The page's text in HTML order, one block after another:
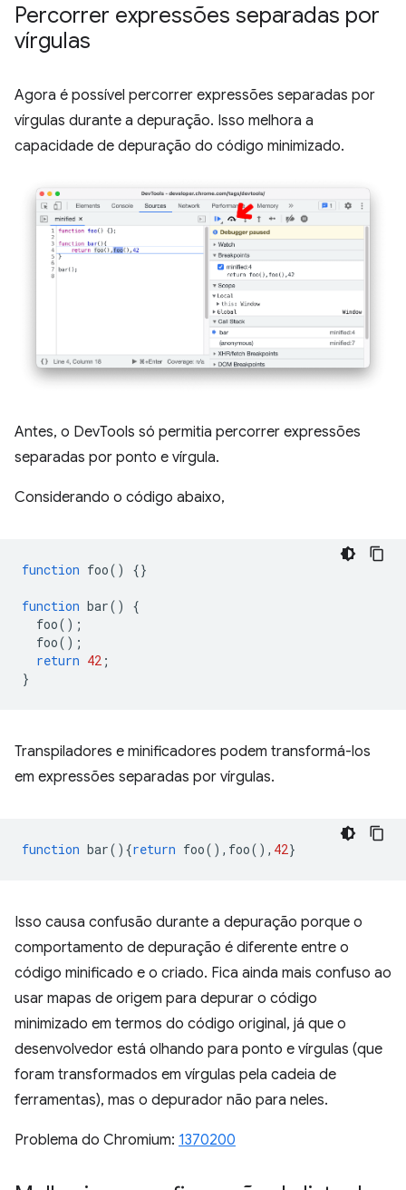
Percorrer expressões separadas por
vírgulas
Agora é possível percorrer expressões separadas por
vírgulas durante a depuração. Isso melhora a
capacidade de depuração do código minimizado.
Antes, o DevTools só permitia percorrer expressões
separadas por ponto e vírgula.
Considerando o código abaixo,
function foo() {}
function bar()
{
foo();
foo();
return 42 ;
}
Transpiladores e minificadores podem transformá-los
em expressões separadas por vírgulas.
function bar(){return foo(), foo(), 42}
Isso causa confusão durante a depuração porque o
comportamento de depuração é diferente entre o
código minificado e o criado. Fica ainda mais confuso ao
usar mapas de origem para depurar o código
minimizado em termos do código original, já que o
desenvolvedor está olhando para ponto e vírgulas (que
foram transformados em vírgulas pela cadeia de
ferramentas), mas o depurador não para neles.
Problema do Chromium: 1370200